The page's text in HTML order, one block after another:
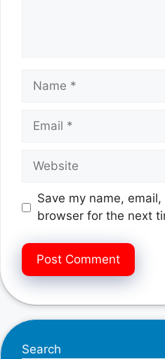
Name
Email
Website
Save my name,
browser for the next
Search